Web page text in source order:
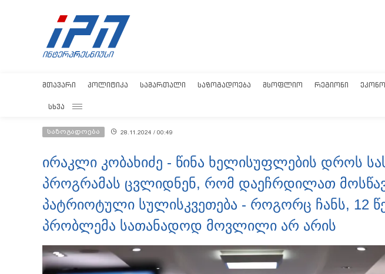
ᲛᲗᲐᲕᲐᲠᲘ ᲞᲝᲚᲘᲢᲘᲙᲐ ᲡᲐᲛᲐᲠᲗᲐᲚᲘ ᲡᲐᲖᲝᲒᲐᲓᲝᲔᲑᲐ ᲛᲡᲝᲤᲚᲘᲝ ᲠᲔᲒᲘᲝᲜᲘ
ᲡᲮᲕᲐ
საზოგადოება 28.11.2024 / 00:49
ირაკლი კობახიძე - წინა ხელისუფლების დროს
პროგრამას ცვლიდნენ, რომ დაეჩრდილათ
პატრიოტული სულისკვეთება - როგორც ჩანს, 12
პრობლემა სათანადოდ მოვლილი არ არის